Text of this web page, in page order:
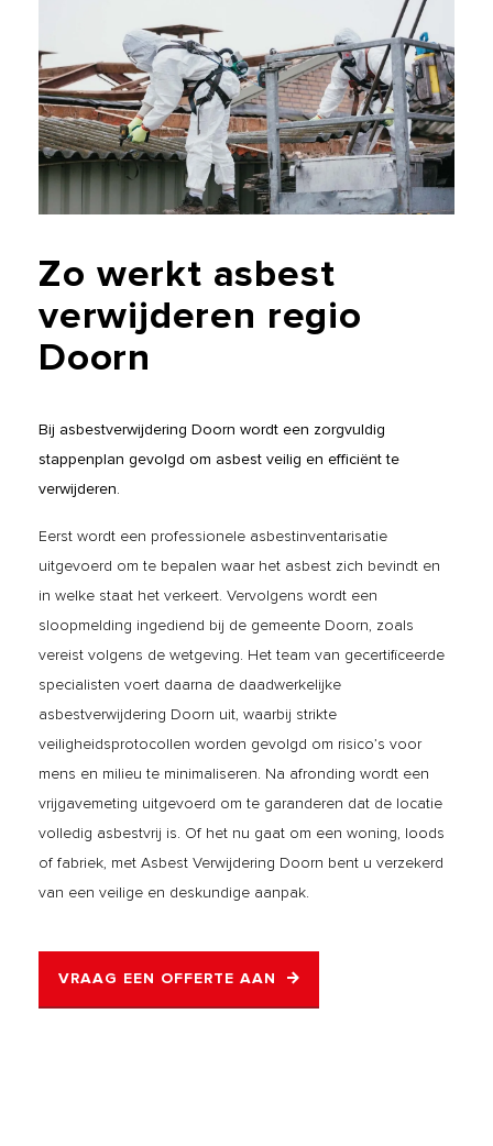
Zo werkt asbest
verwijderen regio
Doorn
Bij asbestverwijdering Doorn wordt een zorgvuldig
stappenplan gevolgd om asbest veilig en efficiënt te
verwijderen.
Eerst wordt een professionele asbestinventarisatie
uitgevoerd om te bepalen waar het asbest zich bevindt en
in welke staat het verkeert. Vervolgens wordt een
sloopmelding ingediend bij de gemeente Doorn, zoals
vereist volgens de wetgeving. Het team van gecertificeerde
specialisten voert daarna de daadwerkelijke
asbestverwijdering Doorn uit, waarbij strikte
veiligheidsprotocollen worden gevolgd om risico’s voor
mens en milieu te minimaliseren. Na afronding wordt een
vrijgavemeting uitgevoerd om te garanderen dat de locatie
volledig asbestvrij is. Of het nu gaat om een woning, loods
of fabriek, met Asbest Verwijdering Doorn bent u verzekerd
van een veilige en deskundige aanpak.
VRAAG EEN OFFERTE AAN